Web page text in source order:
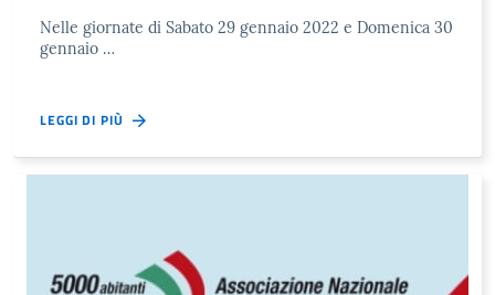
Nelle giornate di Sabato 29 gennaio 2022 e Domenica 30
gennaio …
LEGGI DI PIÙ